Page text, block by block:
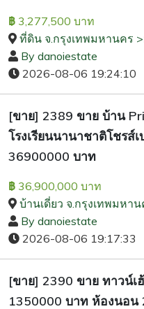
฿ 3,277,500 บาท
ที่ดิน จ.กรุงเทพมหานคร
By danoiestate
2026-08-06 19:24:10
[ขาย] 2389 ขาย บ้าน
โรงเรียนนานาชาติโชรส์
36900000 บาท
฿ 36,900,000 บาท
บ้านเดี่ยว จ.กรุงเทพมหา
By danoiestate
2026-08-06 19:17:33
[ขาย] 2390 ขาย ทาวน์เ
1350000 บาท ห้องนอน